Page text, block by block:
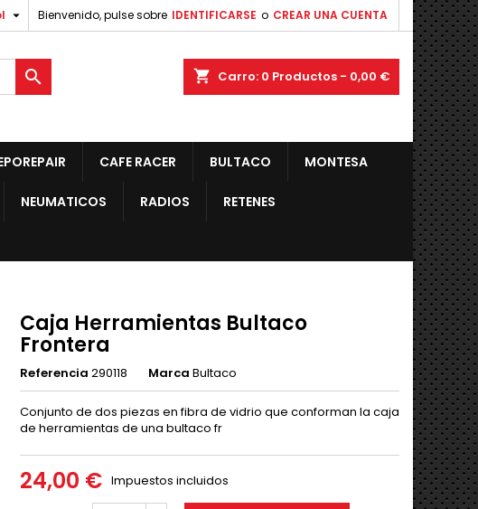
Bienvenido, pulse sobre IDENTIFICARSE o CREAR UNA CUENTA

shopping_cart Carro: 0 Productos - 0,00 €

CAFE RACER BULTACO MONTESA
NEUMATICOS RADIOS RETENES
Caja Herramientas Bultaco
Frontera
Referencia 290118 Marca Bultaco
Conjunto de dos piezas en fibra de vidrio que conforman la caja
de herramientas de una bultaco fr
24,00 € Impuestos incluidos